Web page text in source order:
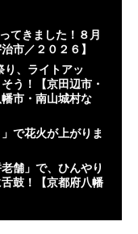
てきました！８月
市／２０２６】
り、ライトアッ
う！【京田辺市・
市・南山城村な
で花火が上がりま
舗」で、ひんやり
鼓！【京都府八幡